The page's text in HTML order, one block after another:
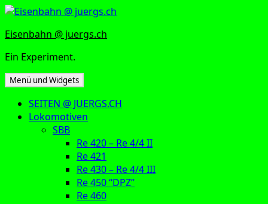
Zum
springen
Eisenbahn @ juergs.ch
Ein Experiment.
Menü und Widgets
SEITEN @ JUERGS.CH
Lokomotiven
SBB
Re 420 – Re 4/4 II
Re 421
Re 430 – Re 4/4 III
Re 450 “DPZ”
Re 460